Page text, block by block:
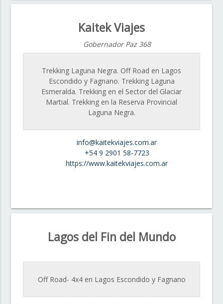
Kaitek Viajes
Gobernador Paz 368
Trekking Laguna Negra. Off Road en Lagos
Escondido y Fagnano. Trekking Laguna
Esmeralda. Trekking en el Sector del Glaciar
Martial. Trekking en la Reserva Provincial
Laguna Negra.
info@kaitekviajes.com.ar
+54 9 2901 58-7723
https://www.kaitekviajes.com.ar
Lagos del Fin del Mundo
Off Road- 4x4 en Lagos Escondido y Fagnano